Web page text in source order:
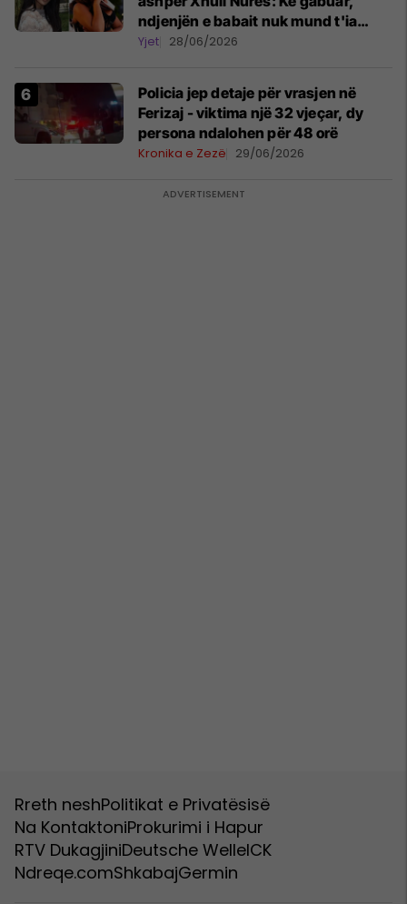
ndjenjën e babait nuk mund t'ia
plotësosh kurrë
Yjet 28/06/2026
Policia jep detaje për vrasjen në
Ferizaj - viktima një 32 vjeçar, dy
persona ndalohen për 48 orë
Kronika e Zezë 29/06/2026
Rreth neshPolitikat e Privatësisë
Na KontaktoniProkurimi i Hapur
RTV DukagjiniDeutsche WelleICK
Ndreqe.comShkabajGermin